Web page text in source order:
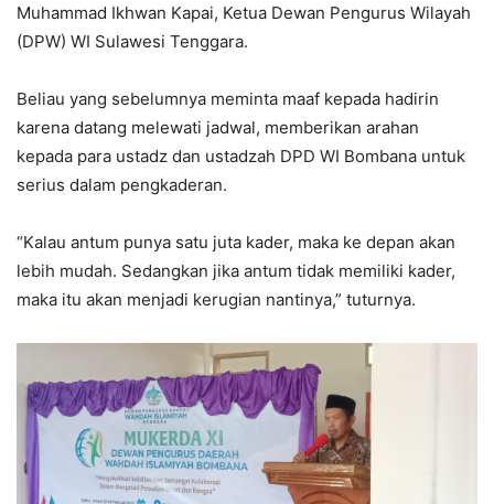
Muhammad Ikhwan Kapai, Ketua Dewan Pengurus Wilayah
(DPW) WI Sulawesi Tenggara.
Beliau yang sebelumnya meminta maaf kepada hadirin
karena datang melewati jadwal, memberikan arahan
kepada para ustadz dan ustadzah DPD WI Bombana untuk
serius dalam pengkaderan.
“Kalau antum punya satu juta kader, maka ke depan akan
lebih mudah. Sedangkan jika antum tidak memiliki kader,
maka itu akan menjadi kerugian nantinya,” tuturnya.